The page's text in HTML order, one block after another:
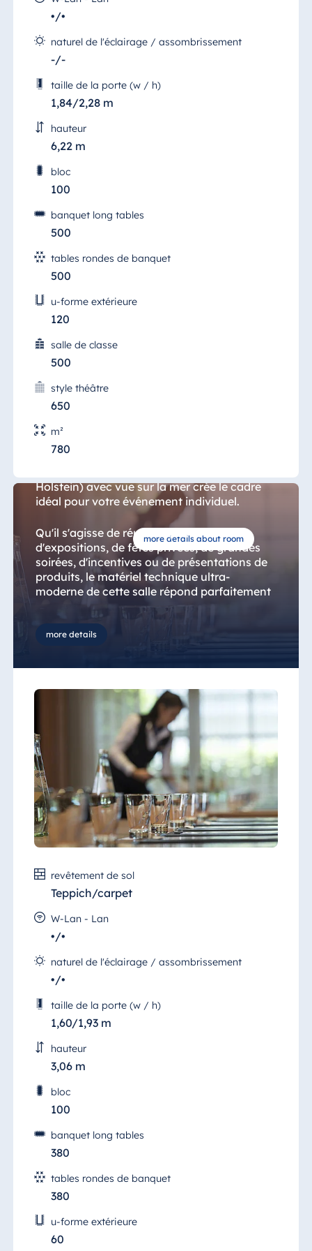
Jolie Ville Resort
& Casino Sharm
El Sheikh
Albanie
Hotel Plaza
Tirana
Bay
Bulgarie
Hotel Paradise
Blue Albena
Hotel Amelia
Hotel Taicang
Garden
Conference
Center Taicang
Italie
Resort Calabria
Maurice
Resort & Spa
Mauritius
•/•
naturel de l'éclairage / assombrissement
-/-
taille de la porte (w / h)
1,84/2,28 m
hauteur
6,22 m
bloc
100
banquet long tables
500
tables rondes de banquet
500
u-forme extérieure
120
salle de classe
500
style théâtre
650
m²
780
more details about room
Salle Schleswig-Holstein
La salle de réunion moderne "Saal
Holstein) avec vue sur la mer crée le cadre
idéal pour votre événement individuel.
Qu'il s'agisse de réunions, de séminaires,
d'expositions, de fêtes privées, de grandes
soirées, d'incentives ou de présentations de
produits, le matériel technique ultra-
moderne de cette salle répond parfaitement
à tous vos besoins pour la communication et
l’information.
particulièrement bien la capacité de la salle
littéralement du "peps" à votre événement
La salle est directement reliée à la "Saal
Maritim" (salle Maritim) et au restaurant,
dont elle est séparée par des parois mobiles.
Forts de notre polyvalence et de notre
expérience, nous mettons tout en œuvre
pour répondre à tous vos besoins et désirs et
faire en sorte que votre événement soit un
more details
revêtement de sol
Teppich/carpet
W-Lan - Lan
•/•
naturel de l'éclairage / assombrissement
•/•
taille de la porte (w / h)
1,60/1,93 m
hauteur
3,06 m
bloc
100
banquet long tables
380
tables rondes de banquet
380
u-forme extérieure
60